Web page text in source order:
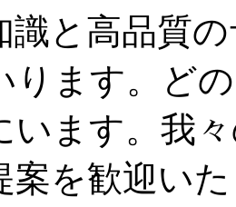
識と高品質
ります。ど
います。我
案を歓迎い